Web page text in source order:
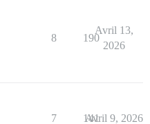
8 190
Avril 13,
2026
7 141
Avril 9, 2026